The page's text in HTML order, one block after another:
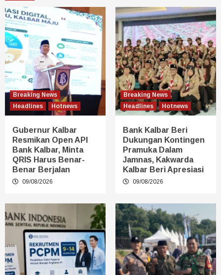
Breaking News
Headlines
Hotnews
Gubernur Kalbar
Resmikan Open API
Bank Kalbar, Minta
QRIS Harus Benar-
Benar Berjalan
09/08/2026
Breaking News
Headlines
Hotnews
Bank Kalbar Beri
Dukungan Kontingen
Pramuka Dalam
Jamnas, Kakwarda
Kalbar Beri Apresiasi
09/08/2026